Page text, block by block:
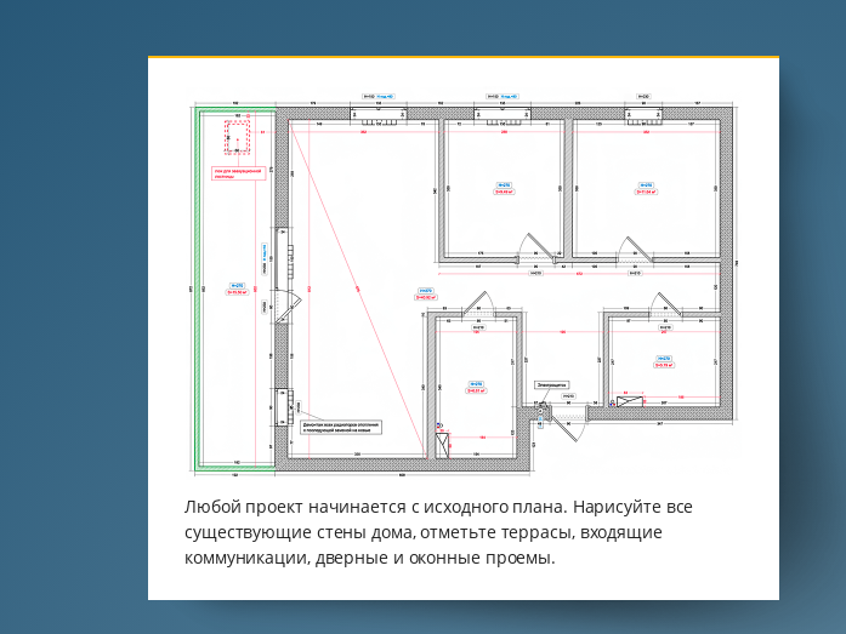
Любой проект начинается с исходного плана. Нарисуйте все
существующие стены дома, отметьте террасы, входящие
коммуникации, дверные и оконные проемы.